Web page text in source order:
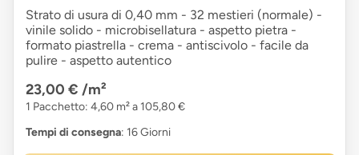
Strato di usura di 0,40 mm - 32 mestieri (normale) -
vinile solido - microbisellatura - aspetto pietra -
formato piastrella - crema - antiscivolo - facile da
pulire - aspetto autentico
23,00 € /m²
1 Pacchetto: 4,60 m² a 105,80 €
Tempi di consegna: 16 Giorni